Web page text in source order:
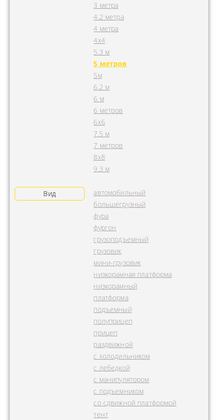
3 метра
4.2 метра
4 метра
4x4
5.3 м
5 метров
5м
6.2 м
6 м
6 метров
6х6
7.5 м
7 метров
8х8
9.3 м
Вид
автомобильный
большегрузный
фура
фургон
грузоподъемный
грузовик
мини-грузовик
низкорамная платформа
низкорамный
платформа
подъемный
полуприцеп
прицеп
раздвижной
с холодильником
с лебедкой
с манипулятором
с подъемником
со сдвижной платформой
тент